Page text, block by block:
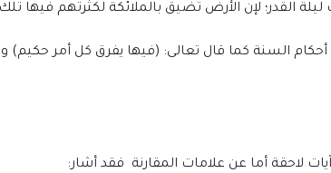
القدر؛ لإن الأرض تضيق بالملائكة لكثرتهم فيها
أحكام السنة كما قال تعالى: (فيها يفرق كل أمر حكيم)
لاحقة أما عن علامات المقارنة فقد أشار: